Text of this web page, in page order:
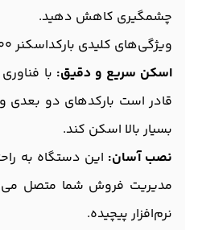
چشمگیری کاهش دهید.
ویژگی‌های کلیدی بارکداسکنر NX-F2200
اسکن سریع و دقیق: با
قادر است بارکدهای دو
بسیار بالا اسکن کند.
نصب آسان: این دستگاه به
مدیریت فروش شما متصل
نرم‌افزار پیچیده.